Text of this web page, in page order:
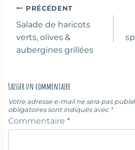
Navigation
de
l’article
PRÉCÉDENT
Salade de haricots
verts, olives &
aubergines grillées
Laisser un commentaire
Votre adresse e-mail ne sera pas
obligatoires sont indiqués avec *
Commentaire *